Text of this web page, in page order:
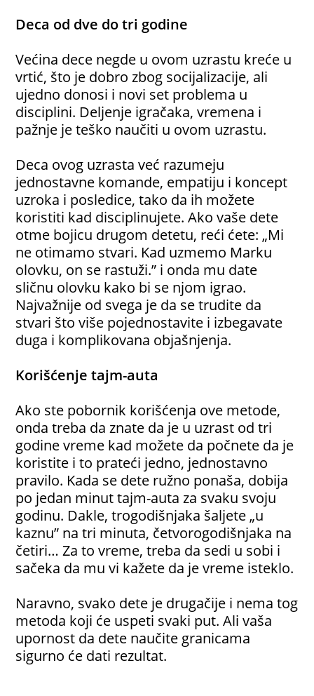
Deca od dve do tri godine
Većina dece negde u ovom uzrastu kreće u
vrtić, što je dobro zbog socijalizacije, ali
ujedno donosi i novi set problema u
disciplini. Deljenje igračaka, vremena i
pažnje je teško naučiti u ovom uzrastu.
Deca ovog uzrasta već razumeju
jednostavne komande, empatiju i koncept
uzroka i posledice, tako da ih možete
koristiti kad disciplinujete. Ako vaše dete
otme bojicu drugom detetu, reći ćete: „Mi
ne otimamo stvari. Kad uzmemo Marku
olovku, on se rastuži.” i onda mu date
sličnu olovku kako bi se njom igrao.
Najvažnije od svega je da se trudite da
stvari što više pojednostavite i izbegavate
duga i komplikovana objašnjenja.
Korišćenje tajm-auta
Ako ste pobornik korišćenja ove metode,
onda treba da znate da je u uzrast od tri
godine vreme kad možete da počnete da je
koristite i to prateći jedno, jednostavno
pravilo. Kada se dete ružno ponaša, dobija
po jedan minut tajm-auta za svaku svoju
godinu. Dakle, trogodišnjaka šaljete „u
kaznu” na tri minuta, četvorogodišnjaka na
četiri… Za to vreme, treba da sedi u sobi i
sačeka da mu vi kažete da je vreme isteklo.
Naravno, svako dete je drugačije i nema tog
metoda koji će uspeti svaki put. Ali vaša
upornost da dete naučite granicama
sigurno će dati rezultat.